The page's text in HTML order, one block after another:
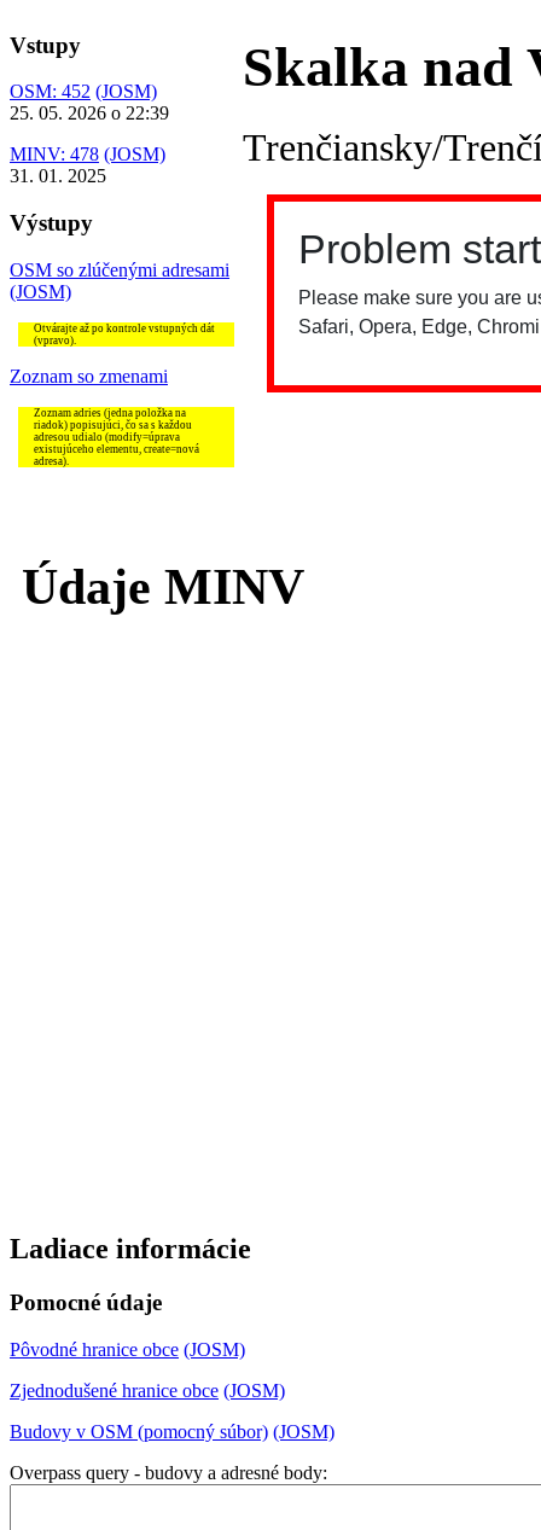
Vstupy
OSM: 452 (JOSM)
25. 05. 2026 o 22:39
MINV: 478 (JOSM)
31. 01. 2025
Výstupy
OSM so zlúčenými adresami
(JOSM)
Otvárajte až po kontrole vstupných dát
(vpravo).
Zoznam so zmenami
Zoznam adries (jedna položka na
riadok) popisujúci, čo sa s každou
adresou udialo (modify=úprava
existujúceho elementu, create=nová
adresa).
Skalka nad
Trenčiansky/
Údaje MINV
Ladiace informácie
Pomocné údaje
Pôvodné hranice obce (JOSM)
Zjednodušené hranice obce (JOSM)
Budovy v OSM (pomocný súbor) (JOSM)
Overpass query - budovy a adresné body: